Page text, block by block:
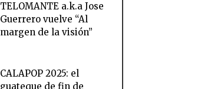
TELOMANTE a.k.a Jose
Guerrero vuelve “Al
margen de la visión”
CALAPOP 2025: el
guateque de fin de